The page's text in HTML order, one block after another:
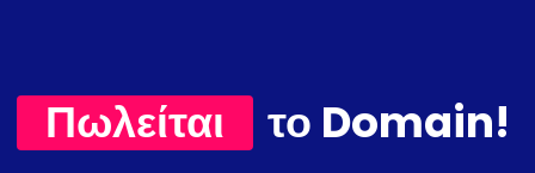
Πωλείται το Domain!